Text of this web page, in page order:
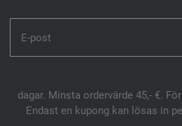
dagar. Minsta ordervärde 45,- €.
Endast en kupong kan lösas in